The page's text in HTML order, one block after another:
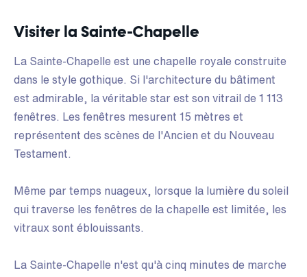
Visiter la Sainte-Chapelle
La Sainte-Chapelle est une chapelle royale construite
dans le style gothique. Si l'architecture du bâtiment
est admirable, la véritable star est son vitrail de 1 113
fenêtres. Les fenêtres mesurent 15 mètres et
représentent des scènes de l'Ancien et du Nouveau
Testament.
Même par temps nuageux, lorsque la lumière du soleil
qui traverse les fenêtres de la chapelle est limitée, les
vitraux sont éblouissants.
La Sainte-Chapelle n'est qu'à cinq minutes de marche